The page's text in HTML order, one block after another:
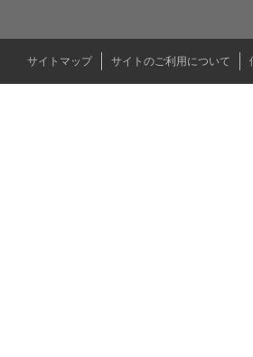
サイトマップ サイトのご利用について